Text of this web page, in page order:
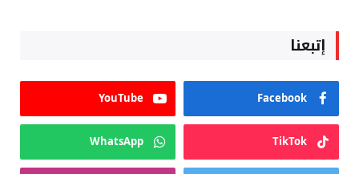
إتبعنا
Facebook
YouTube
TikTok
WhatsApp